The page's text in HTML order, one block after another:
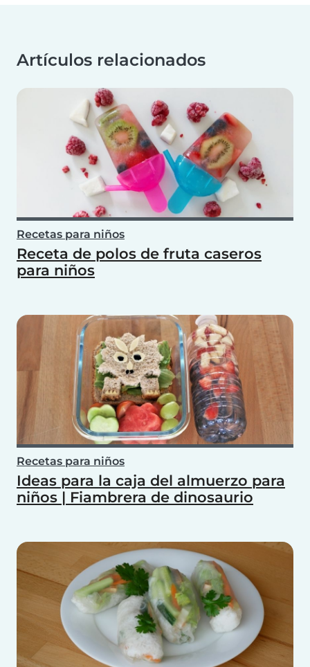
Artículos relacionados
Recetas para niños
Receta de polos de fruta caseros
para niños
Recetas para niños
Ideas para la caja del almuerzo para
niños | Fiambrera de dinosaurio